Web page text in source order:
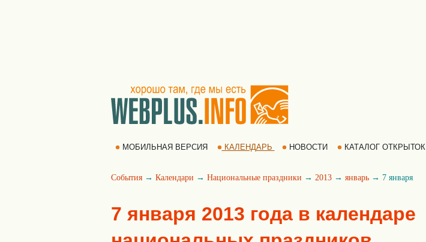
МОБИЛЬНАЯ ВЕРСИЯ КАЛЕНДАРЬ НОВОСТИ КАТАЛОГ ОТКРЫТОК
События → Календари → Национальные праздники → 2013 → январь → 7 января
7 января 2013 года в календаре